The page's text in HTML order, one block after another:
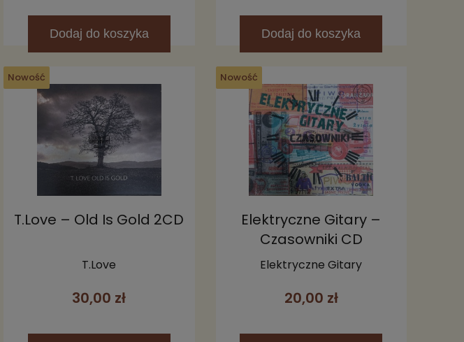
Dodaj do koszyka Dodaj do koszyka
T.Love – Old Is Gold 2CD
T.Love
30,00 zł
Nowość
Elektryczne Gitary –
Czasowniki CD
Elektryczne Gitary
20,00 zł
Nowość